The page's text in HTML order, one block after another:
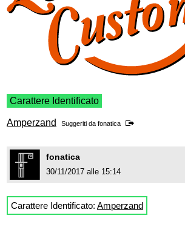
Carattere Identificato
Amperzand Suggeriti da fonatica
fonatica
30/11/2017 alle 15:14
Carattere Identificato: Amperzand